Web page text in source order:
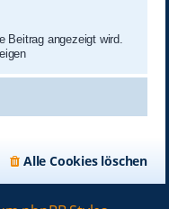
angezeigt wird.
Alle Cookies löschen